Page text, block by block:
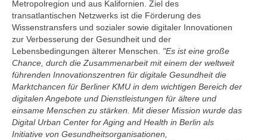
Metropolregion und aus Kalifornien. Ziel des
transatlantischen Netzwerks ist die Förderung des
Wissenstransfers und sozialer sowie digitaler Innovationen
zur Verbesserung der Gesundheit und der
Lebensbedingungen älterer Menschen. "Es ist eine große
Chance, durch die Zusammenarbeit mit einem der weltweit
führenden Innovationszentren für digitale Gesundheit die
Marktchancen für Berliner KMU in dem wichtigen Bereich der
digitalen Angebote und Dienstleistungen für ältere und
einsame Menschen zu stärken. Mit dieser Mission wurde das
Digital Urban Center for Aging and Health in Berlin als
Initiative von Gesundheitsorganisationen,